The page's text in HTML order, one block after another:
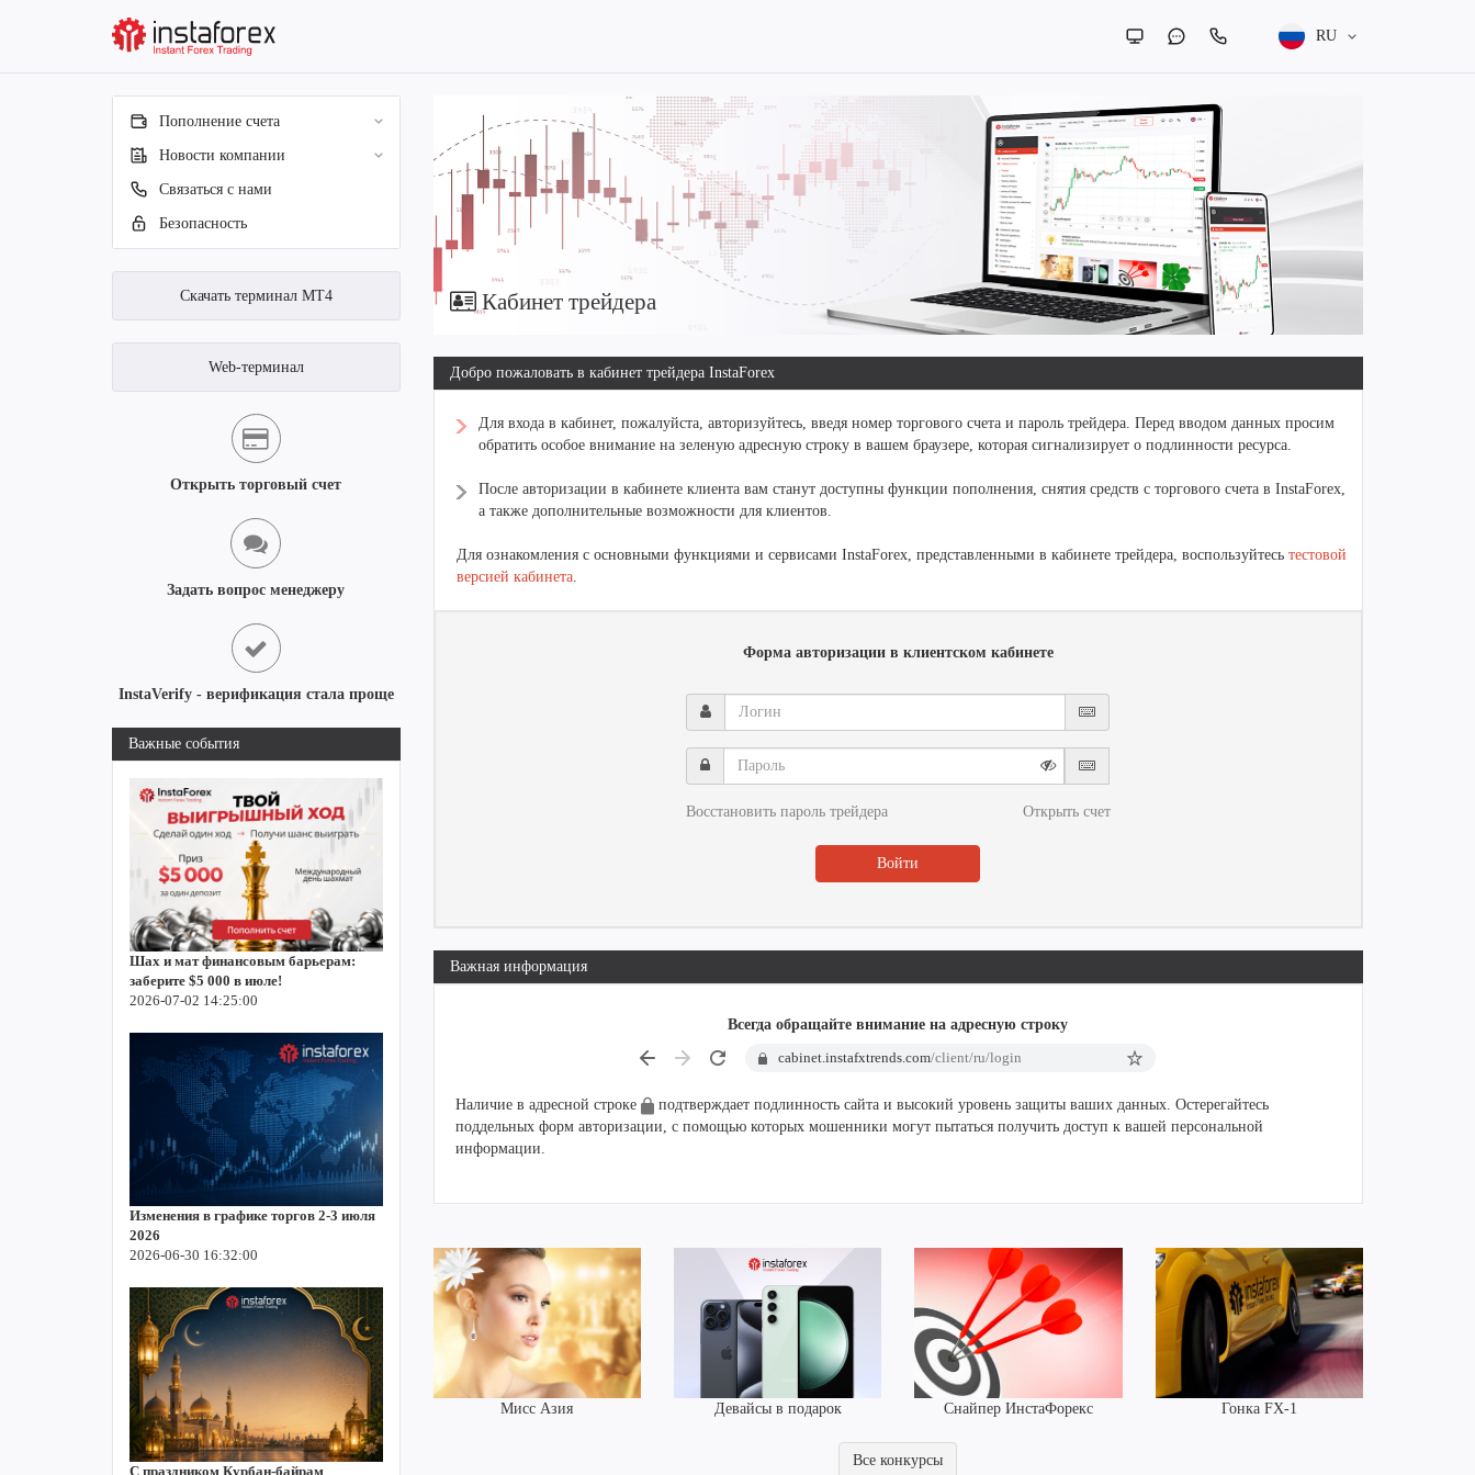
RU
Пополнение счета
Новости компании
Связаться с нами
Безопасность
Скачать терминал MT4
Web-терминал
Открыть торговый счет
Задать вопрос менеджеру
InstaVerify - верификация стала проще
Важные события
Шах и мат финансовым барьерам:
заберите $5 000 в июле!
2026-07-02 14:25:00
Изменения в графике торгов 2-3 июля
2026
2026-06-30 16:32:00
С праздником Курбан-байрам
Кабинет трейдера
Добро пожаловать в кабинет трейдера InstaForex
Для входа в кабинет, пожалуйста, авторизуйтесь, введя номер торгового счета и пароль трейдера. Перед вводом данных просим
обратить особое внимание на зеленую адресную строку в вашем браузере, которая сигнализирует о подлинности ресурса.
После авторизации в кабинете клиента вам станут доступны функции пополнения, снятия средств с торгового счета в InstaForex,
а также дополнительные возможности для клиентов.
Для ознакомления с основными функциями и сервисами InstaForex, представленными в кабинете трейдера, воспользуйтесь тестовой
версией кабинета.
Форма авторизации в клиентском кабинете
Логин
Пароль
Восстановить пароль трейдера Открыть счет
Войти
Важная информация
Всегда обращайте внимание на адресную строку
cabinet.instafxtrends.com/client/ru/login
Наличие в адресной строке
подтверждает подлинность сайта и высокий уровень защиты ваших данных. Остерегайтесь
поддельных форм авторизации, с помощью которых мошенники могут пытаться получить доступ к вашей персональной
информации.
Мисс Азия Девайсы в подарок Снайпер ИнстаФорекс Гонка FX-1
Все конкурсы